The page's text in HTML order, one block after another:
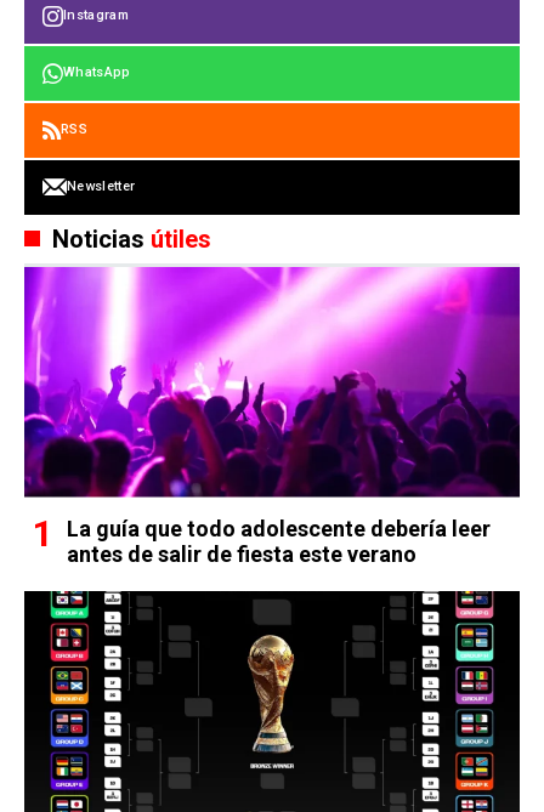
Instagram
WhatsApp
RSS
Newsletter
Noticias útiles
La guía que todo adolescente debería leer
antes de salir de fiesta este verano